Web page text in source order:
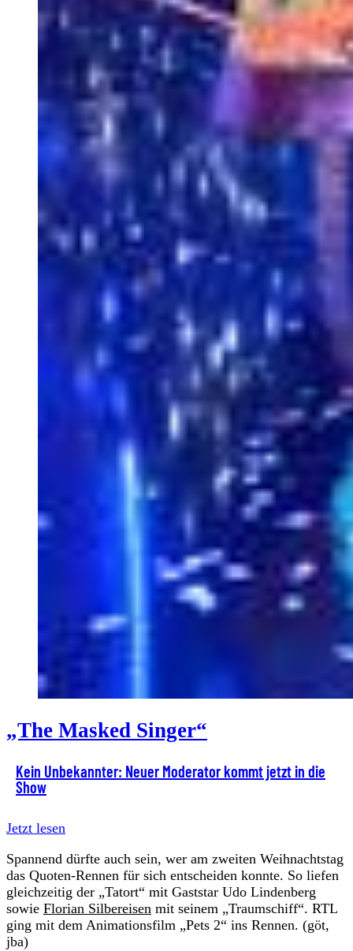
„The Masked Singer“
Kein Unbekannter: Neuer Moderator kommt jetzt in die
Show
Jetzt lesen
Spannend dürfte auch sein, wer am zweiten Weihnachtstag
das Quoten-Rennen für sich entscheiden konnte. So liefen
gleichzeitig der „Tatort“ mit Gaststar Udo Lindenberg
sowie Florian Silbereisen mit seinem „Traumschiff“. RTL
ging mit dem Animationsfilm „Pets 2“ ins Rennen. (göt,
jba)